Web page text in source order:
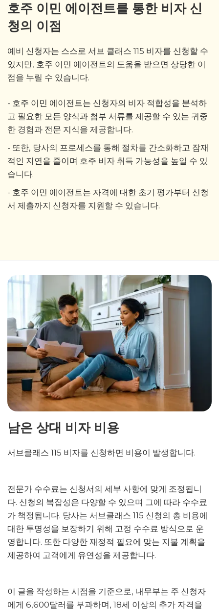
호주 이민 에이전트를 통한 비자 신
청의 이점
예비 신청자는 스스로 서브 클래스 115 비자를 신청할 수
있지만, 호주 이민 에이전트의 도움을 받으면 상당한 이
점을 누릴 수 있습니다.
- 호주 이민 에이전트는 신청자의 비자 적합성을 분석하
고 필요한 모든 양식과 첨부 서류를 제공할 수 있는 귀중
한 경험과 전문 지식을 제공합니다.
- 또한, 당사의 프로세스를 통해 절차를 간소화하고 잠재
적인 지연을 줄이며 호주 비자 취득 가능성을 높일 수 있
습니다.
- 호주 이민 에이전트는 자격에 대한 초기 평가부터 신청
서 제출까지 신청자를 지원할 수 있습니다.
남은 상대 비자 비용
서브클래스 115 비자를 신청하면 비용이 발생합니다.
전문가 수수료는 신청서의 세부 사항에 맞게 조정됩니
다. 신청의 복잡성은 다양할 수 있으며 그에 따라 수수료
가 책정됩니다. 당사는 서브클래스 115 신청의 총 비용에
대한 투명성을 보장하기 위해 고정 수수료 방식으로 운
영합니다. 또한 다양한 재정적 필요에 맞는 지불 계획을
제공하여 고객에게 유연성을 제공합니다.
이 글을 작성하는 시점을 기준으로, 내무부는 주 신청자
에게 6,600달러를 부과하며, 18세 이상의 추가 자격을